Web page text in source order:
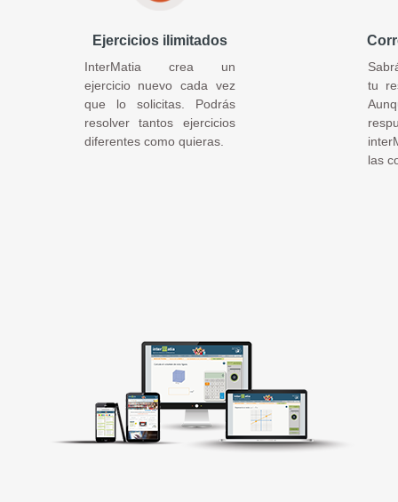
Ejercicios ilimitados
InterMatia crea un
ejercicio nuevo cada vez
que lo solicitas. Podrás
resolver tantos ejercicios
diferentes como quieras.
tu
las